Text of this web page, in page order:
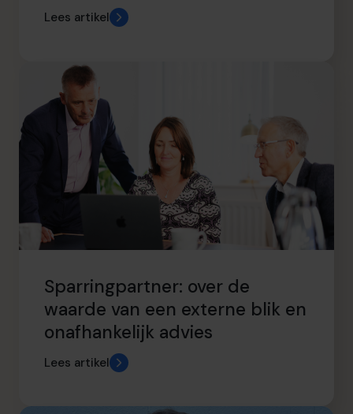
Lees artikel
Sparringpartner: over de
waarde van een externe blik en
onafhankelijk advies
Lees artikel